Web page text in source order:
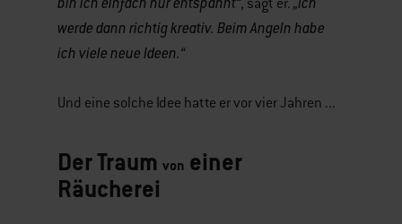
, sagt er.
werde dann richtig kreativ. Beim Angeln habe
ich viele neue Ideen.“
Und eine solche Idee hatte er vor vier Jahren ...
Der Traum von einer
Räucherei